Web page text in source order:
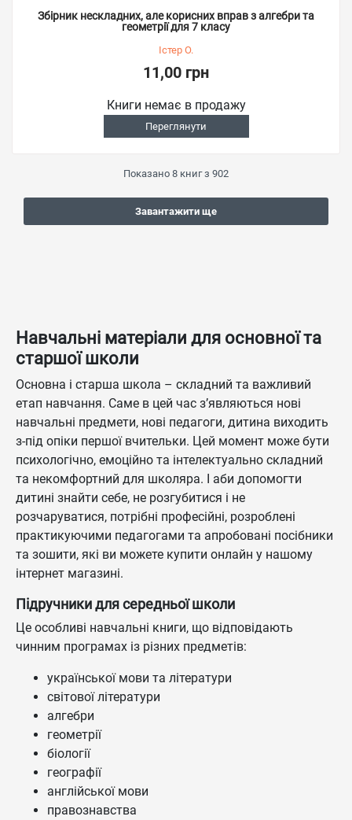
Збірник нескладних, але корисних вправ з алгебри та
геометрії для 7 класу
Істер О.
11,00 грн
Книги немає в продажу
Переглянути
Показано 8 книг з 902
Завантажити ще
Навчальні матеріали для основної та
старшої школи
Основна і старша школа – складний та важливий
етап навчання. Саме в цей час з’являються нові
навчальні предмети, нові педагоги, дитина виходить
з-під опіки першої вчительки. Цей момент може бути
психологічно, емоційно та інтелектуально складний
та некомфортний для школяра. І аби допомогти
дитині знайти себе, не розгубитися і не
розчаруватися, потрібні професійні, розроблені
практикуючими педагогами та апробовані посібники
та зошити, які ви можете купити онлайн у нашому
інтернет магазині.
Підручники для середньої школи
Це особливі навчальні книги, що відповідають
чинним програмах із різних предметів:
української мови та літератури
світової літератури
алгебри
геометрії
біології
географії
англійської мови
правознавства